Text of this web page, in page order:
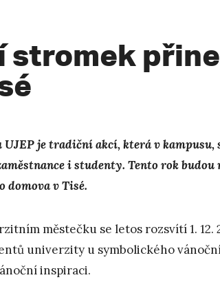
stromek
UJEP je tradiční akcí, která v
i studenty. Tento rok
domova v Tisé.
městečku se letos rozsvítí 1. 12.
univerzity u symbolického
inspiraci.